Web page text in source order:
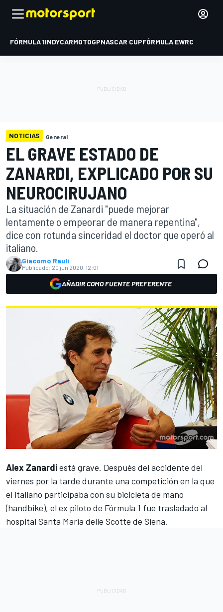
FÓRMULA 1INDYCARMOTOGPNASCAR CUPFÓRMULA EWRC
NOTICIAS General
EL GRAVE ESTADO DE
ZANARDI, EXPLICADO POR SU
NEUROCIRUJANO
La situación de Zanardi "puede mejorar
lentamente o empeorar de manera repentina",
dice con rotunda sinceridad el doctor que operó al
italiano.
Giacomo Rauli
Publicado: 20 jun 2020, 12:01
AÑADIR COMO FUENTE PREFERENTE
Alex Zanardiestá grave. Después del accidente del
viernes por la tarde durante una competición en la que
el italiano participaba con su bicicleta de mano
(handbike), el ex piloto de Fórmula 1 fue trasladado al
hospital Santa Maria delle Scotte de Siena.